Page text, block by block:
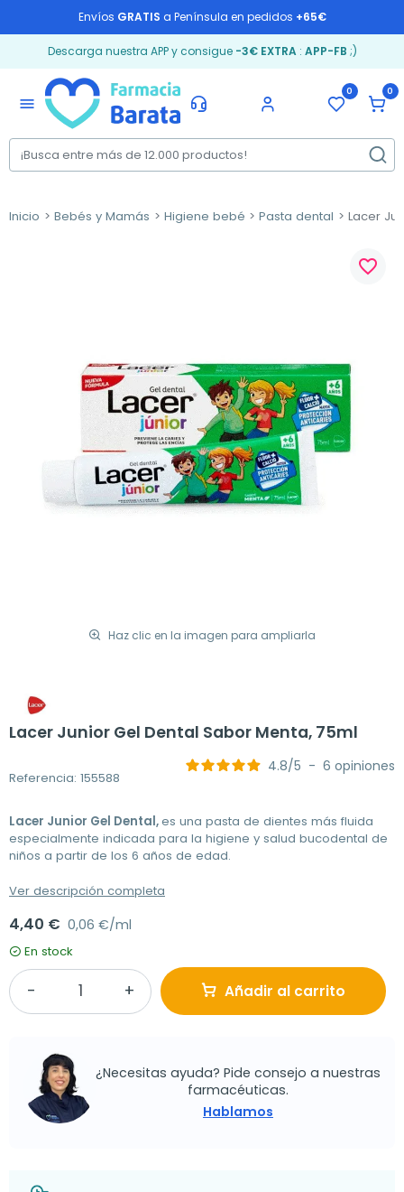
Envíos GRATIS a Península en pedidos +65€
Descarga nuestra APP y consigue -3€ EXTRA: APP-FB ;)
menu
0 0
Inicio Bebés y Mamás Higiene bebé Pasta dental Lacer
Haz clic en la imagen para ampliarla
favorite_border
Lacer Junior Gel Dental Sabor Menta, 75ml
Referencia: 155588
4.8/5 - 6 opiniones
Lacer Junior Gel Dental,es una pasta de dientes más fluida
especialmente indicada para la higiene y salud bucodental de
niños a partir de los 6 años de edad.
Ver descripción completa
4,40 € 0,06 €/ml
En stock
Añadir al carrito
¿Necesitas ayuda? Pide consejo a nuestras
farmacéuticas.
Hablamos